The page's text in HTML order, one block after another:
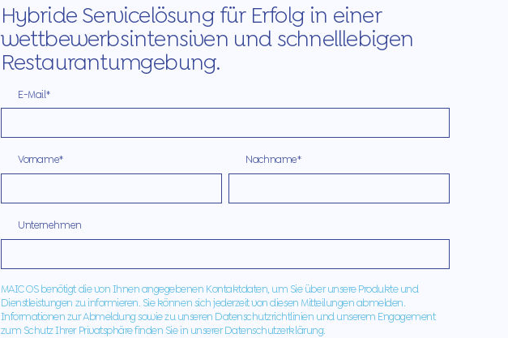
Hybride Servicelösung für Erfolg in einer
wettbewerbsintensiven und schnelllebigen
Restaurantumgebung.
E-Mail*
Vorname* Nachname*
Unternehmen
MAIC OS benötigt die von Ihnen angegebenen Kontaktdaten, um Sie über unsere Produkte und
Dienstleistungen zu informieren. Sie können sich jederzeit von diesen Mitteilungen abmelden.
Informationen zur Abmeldung sowie zu unseren Datenschutzrichtlinien und unserem Engagement
zum Schutz Ihrer Privatsphäre finden Sie in unserer Datenschutzerklärung.